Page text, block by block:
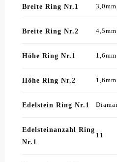
Breite Ring Nr.1 3,0mm
Breite Ring Nr.2 4,5mm
Höhe Ring Nr.1 1,6mm
Höhe Ring Nr.2 1,6mm
Edelstein Ring Nr.1
Edelsteinanzahl Ring
Nr.1
11